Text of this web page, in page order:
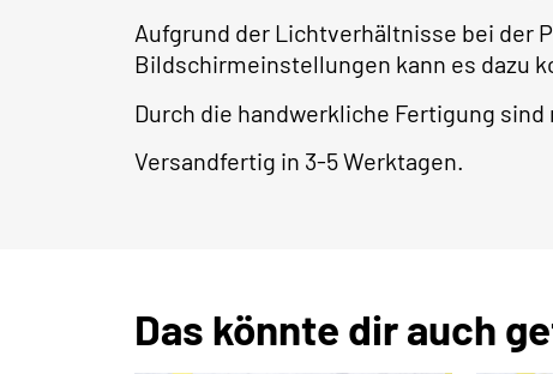
Aufgrund der Lichtverhältnisse bei der
Bildschirmeinstellungen kann es dazu
Durch die handwerkliche Fertigung
Versandfertig in 3-5 Werktagen.
Das könnte dir auch